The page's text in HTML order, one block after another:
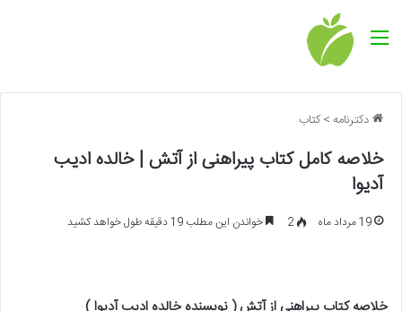
منو
دکترنامه >کتاب
خلاصه کامل کتاب پیراهنی از آتش | خالده ادیب
آدیوا
19 مرداد ماه 2 خواندن این مطلب 19 دقیقه طول خواهد کشید